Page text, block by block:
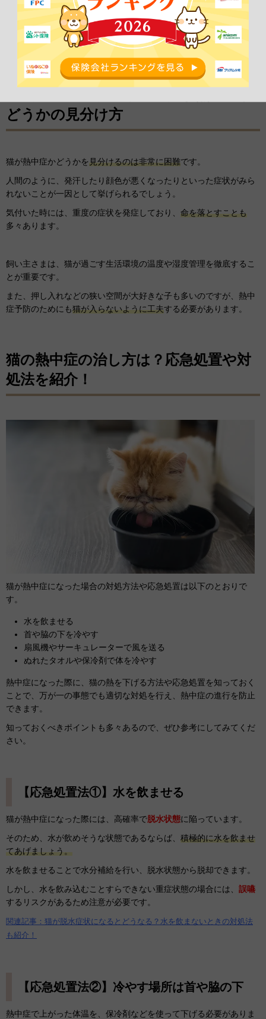
けるかもしれません。
熱中症は恐ろしいリスクをもつ疾患ということを理解し、日ごろか
ら熱中症予防に努めましょう。
どうかの見分け方
猫が熱中症かどうかを見分けるのは非常に困難です。
人間のように、発汗したり顔色が悪くなったりといった症状がみら
れないことが一因として挙げられるでしょう。
気付いた時には、重度の症状を発症しており、 命を落とすことも
多々あります。
飼い主さまは、猫が過ごす生活環境の温度や湿度管理を徹底するこ
とが重要です。
また、押し入れなどの狭い空間が大好きな子も多いのですが、熱中
症予防のためにも猫が入らないように工夫する必要があります。
猫の熱中症の治し方は？応急処置や対
処法を紹介！
猫が熱中症になった場合の対処方法や応急処置は以下のとおりで
す。
水を飲ませる
首や脇の下を冷やす
扇風機やサーキュレーターで風を送る
ぬれたタオルや保冷剤で体を冷やす
熱中症になった際に、猫の熱を下げる方法や応急処置を知っておく
ことで、万が一の事態でも適切な対処を行え、熱中症の進行を防止
できます。
知っておくべきポイントも多々あるので、ぜひ参考にしてみてくだ
さい。
【応急処置法①】水を飲ませる
猫が熱中症になった際には、高確率で脱水状態に陥っています。
そのため、水が飲めそうな状態であるならば、 積極的に水を飲ませ
てあげましょう。
水を飲ませることで水分補給を行い、脱水状態から脱却できます。
しかし、水を飲み込むことすらできない重症状態の場合には、 誤嚥
するリスクがあるため注意が必要です。
関連記事：猫が脱水症状になるとどうなる？水を飲まないときの対処法
も紹介！
【応急処置法②】冷やす場所は首や脇の下
熱中症で上がった体温を、保冷剤などを使って下げる必要がありま